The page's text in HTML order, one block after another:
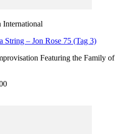
International
String – Jon Rose 75 (Tag 3)
Featuring the Family of